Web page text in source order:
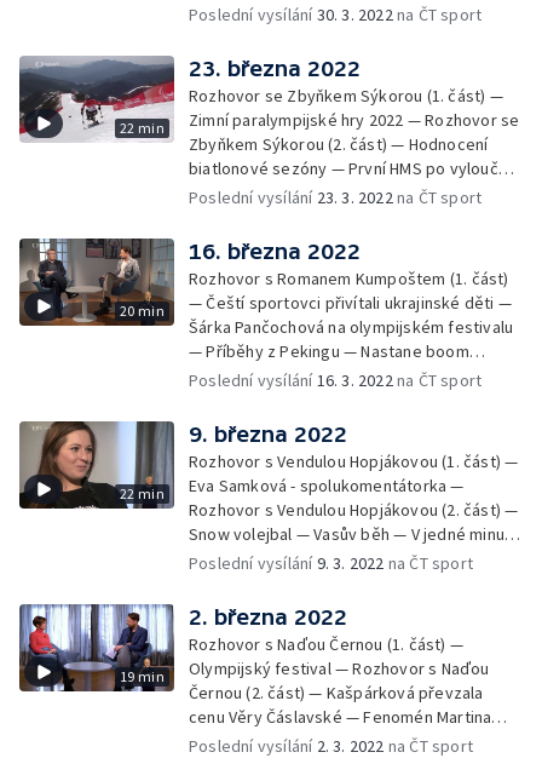
sportovní střelby — Život s cukrovkou — V
Poslední vysílání30. 3. 2022 na ČT sport
22 min
23. března 2022
Rozhovor se Zbyňkem Sýkorou (1. část) —
Zimní paralympijské hry 2022 — Rozhovor se
Zbyňkem Sýkorou (2. část) — Hodnocení
biatlonové sezóny — První HMS po vyloučení
Rusů a Bělorusů — Olympijské plány Markéty
z Pekingu
Poslední vysílání 23. 3. 2022 na ČT sport
20 min
16. března 2022
Rozhovor s Romanem Kumpoštem (1. část)
— Čeští sportovci přivítali ukrajinské děti —
Šárka Pančochová na olympijském festivalu
— Příběhy z Pekingu — Nastane boom
curlingu v Česku? — V jedné minutě
Poslední vysílání 16. 3. 2022 na ČT sport
22 min
9. března 2022
Rozhovor s Vendulou Hopjákovou (1. část) —
Eva Samková - spolukomentátorka —
Rozhovor s Vendulou Hopjákovou (2. část) —
Snow volejbal — Vasův běh — V jedné minutě
— Július Torma - 100 let od narození —
Poslední vysílání9. 3. 2022 na ČT sport
19 min
2. března 2022
Rozhovor s Naďou Černou (1. část) —
Olympijský festival — Rozhovor s Naďou
Černou (2. část) — Kašpárková převzala
cenu Věry Čáslavské — Fenomén Martina
Sáblíková — V jedné minutě — Lindsey
Poslední vysílání 2. 3. 2022 na ČT sport